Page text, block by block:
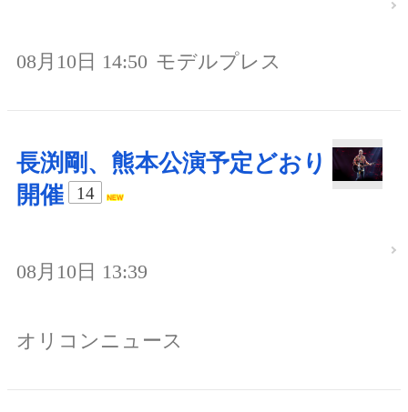
08月10日 14:50 モデルプレス
長渕剛、熊本公演予定どおり
開催
14
08月10日 13:39
オリコンニュース